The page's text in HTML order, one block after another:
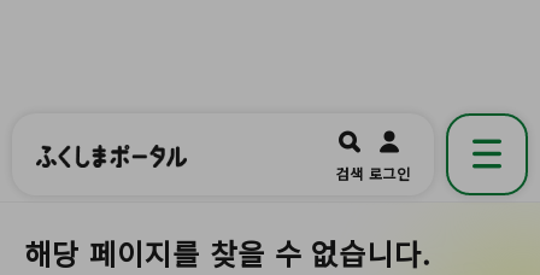
福島県公式の地域情報ポータルアプリ
開く
검색 로그인
해당 페이지를 찾을 수 없습니다.